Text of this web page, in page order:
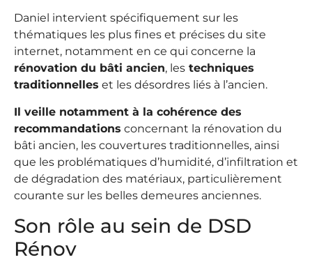
Daniel intervient spécifiquement sur les
thématiques les plus fines et précises du site
internet, notamment en ce qui concerne la
rénovation du bâti ancien, les techniques
traditionnelles et les désordres liés à l’ancien.
Il veille notamment à la cohérence des
recommandations concernant la rénovation du
bâti ancien, les couvertures traditionnelles, ainsi
que les problématiques d’humidité, d’infiltration et
de dégradation des matériaux, particulièrement
courante sur les belles demeures anciennes.
Son rôle au sein de DSD
Rénov